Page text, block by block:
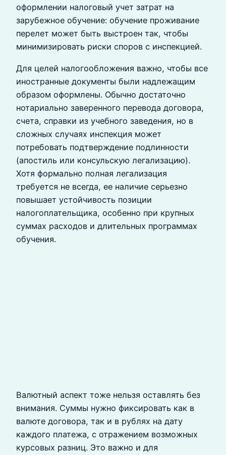
оформлении налоговый учет затрат на
зарубежное обучение: обучение проживание
перелет может быть выстроен так, чтобы
минимизировать риски споров с инспекцией.
Для целей налогообложения важно, чтобы все
иностранные документы были надлежащим
образом оформлены. Обычно достаточно
нотариально заверенного перевода договора,
счета, справки из учебного заведения, но в
сложных случаях инспекция может
потребовать подтверждение подлинности
(апостиль или консульскую легализацию).
Хотя формально полная легализация
требуется не всегда, ее наличие серьезно
повышает устойчивость позиции
налогоплательщика, особенно при крупных
суммах расходов и длительных программах
обучения.
Валютный аспект тоже нельзя оставлять без
внимания. Суммы нужно фиксировать как в
валюте договора, так и в рублях на дату
каждого платежа, с отражением возможных
курсовых разниц. Это важно и для